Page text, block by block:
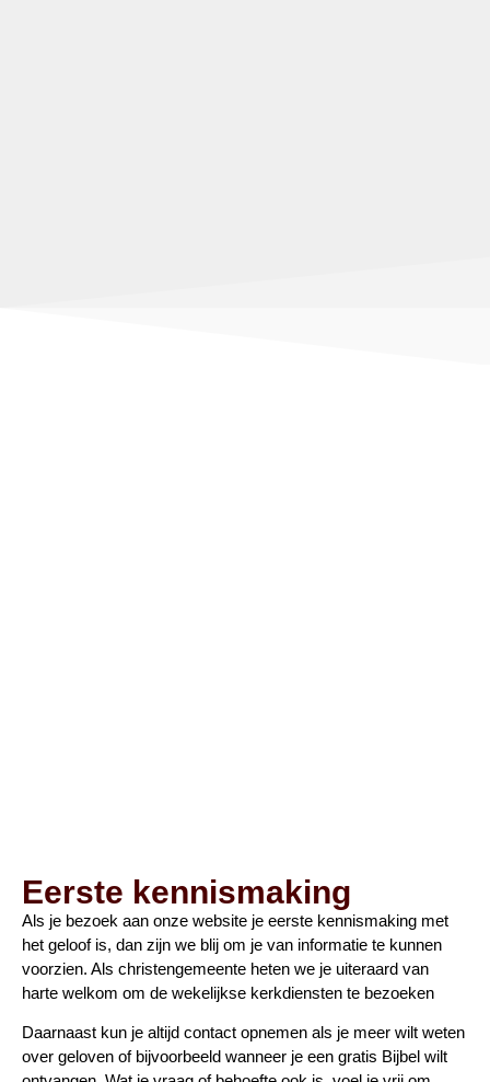
Eerste kennismaking
Als je bezoek aan onze website je eerste kennismaking met
het geloof is, dan zijn we blij om je van informatie te kunnen
voorzien. Als christengemeente heten we je uiteraard van
harte welkom om de wekelijkse kerkdiensten te bezoeken
Daarnaast kun je altijd contact opnemen als je meer wilt weten
over geloven of bijvoorbeeld wanneer je een gratis Bijbel wilt